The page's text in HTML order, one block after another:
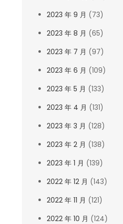
2023 年 9 月 (73)
2023 年 8 月 (65)
2023 年 7 月 (97)
2023 年 6 月 (109)
2023 年 5 月 (133)
2023 年 4 月 (131)
2023 年 3 月 (128)
2023 年 2 月 (138)
2023 年 1 月 (139)
2022 年 12 月 (143)
2022 年 11 月 (121)
2022 年 10 月 (124)